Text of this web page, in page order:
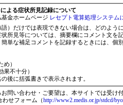
よる症状所見記録について
金ホームページ レセプト電算処理システム
）だけでは表現できない場合は、どのよう
所見等については、摘要欄にコメント文を
単な補足コメントを記録するときには、個
め）
果不十分）
後に括弧書きで表示されます。
問い合わせ・ご要望は、本サイトでは受け
せフォーム（http://www2.medis.or.jp/stdcd/